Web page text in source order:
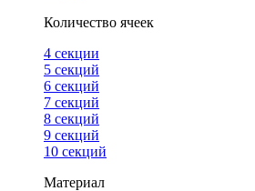
Количество ячеек
4 cекции
5 секций
6 секций
7 секций
8 секций
9 секций
10 секций
Материал